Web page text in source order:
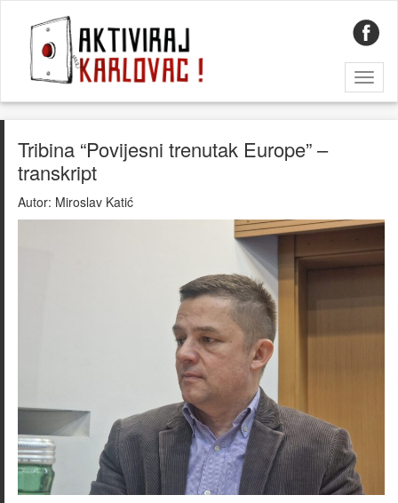
Tribina “Povijesni trenutak Europe” –
transkript
Autor: Miroslav Katić